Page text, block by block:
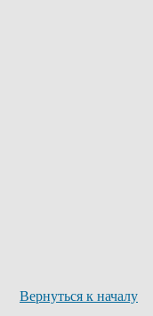
Вернуться к началу